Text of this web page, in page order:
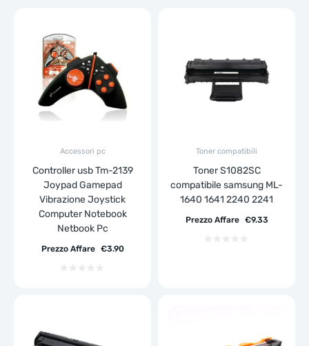
Accessori pc
Controller usb Tm-2139
Joypad Gamepad
Vibrazione Joystick
Computer Notebook
Netbook Pc
€3.90
Prezzo Affare
Toner compatibili
Toner S1082SC
compatibile samsung ML-
1640 1641 2240 2241
€9.33
Prezzo Affare